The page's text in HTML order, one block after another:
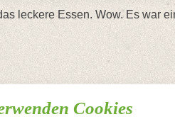
Cookies
leckere Essen. Wow. Es war